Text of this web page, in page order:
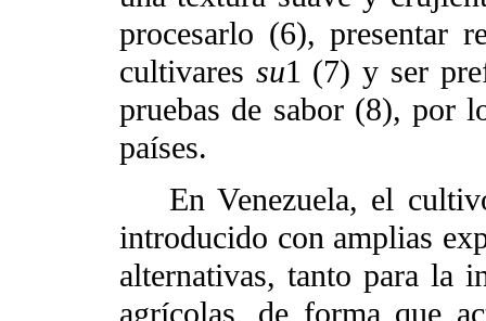
procesarlo (6), presentar
cultivares su1 (7) y ser
pruebas de sabor (8), por
países.
En Venezuela, el
introducido con amplias
alternativas, tanto para la